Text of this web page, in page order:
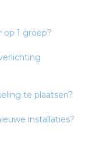
1 groep?
te plaatsen?
installaties?